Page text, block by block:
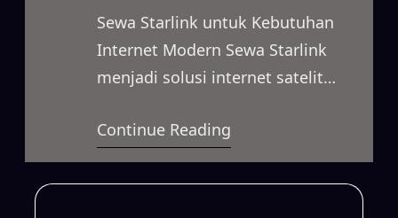
Sewa Starlink untuk Kebutuhan
Internet Modern Sewa Starlink
menjadi solusi internet satelit
koneksi cepat dan stabil untuk
berbagai kebutuhan. Layanan ini
dapat digunakan untuk
Continue Reading